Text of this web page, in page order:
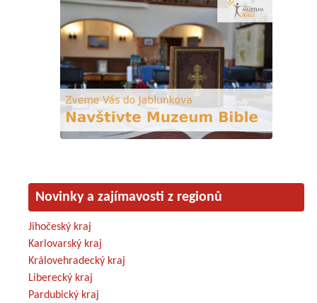
Novinky a zajímavosti z regionů
Jihočeský kraj
Karlovarský kraj
Královehradecký kraj
Liberecký kraj
Pardubický kraj